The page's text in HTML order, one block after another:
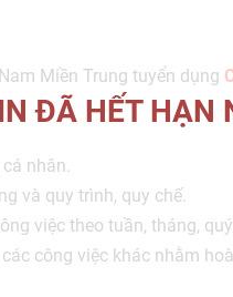
ĐÃ HẾT HẠN
Miền Trung tuyển dụng
nhân.
và quy trình, quy chế.
việc theo tuần, tháng, quý
công việc khác nhằm